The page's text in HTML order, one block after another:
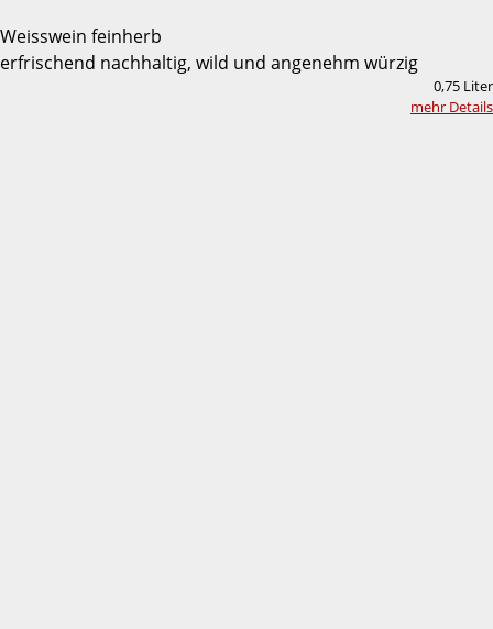
Weisswein feinherb
erfrischend nachhaltig, wild und angenehm würzig
0,75 Liter
mehr Details